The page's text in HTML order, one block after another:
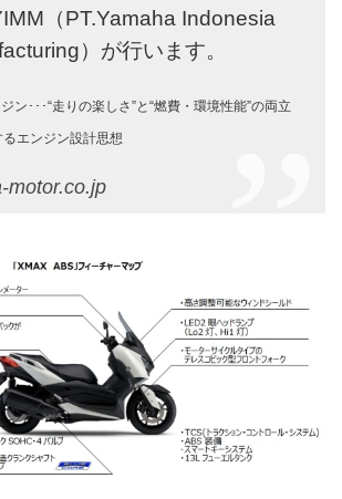
（PT.Yamaha Indonesia
）が行います。
ン･･･“走りの楽しさ”と“燃費・環境性能”の両立
エンジン設計思想
motor.co.jp